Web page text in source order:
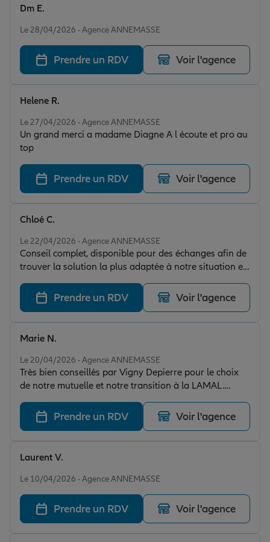
Le 28/04/2026 - Agence ANNEMASSE
Dm E.
Prendre un RDV Voir l'agence
Le 27/04/2026 - Agence ANNEMASSE
Un grand merci a madame Diagne A l écoute et pro au
top
Helene R.
Prendre un RDV Voir l'agence
Le 22/04/2026 - Agence ANNEMASSE
Conseil complet, disponible pour des échanges afin de
trouver la solution la plus adaptée à notre situation en
tenant compte de la complexité de notre demande.
Chloé C.
Prendre un RDV Voir l'agence
Le 20/04/2026 - Agence ANNEMASSE
Très bien conseillés par Vigny Depierre pour le choix
de notre mutuelle et notre transition à la LAMAL.
Notre conseillère Mme Diagne est disponible, réactive
et claire dans ses explications !
Marie N.
Prendre un RDV Voir l'agence
Le 10/04/2026 - Agence ANNEMASSE
Laurent V.
Prendre un RDV Voir l'agence